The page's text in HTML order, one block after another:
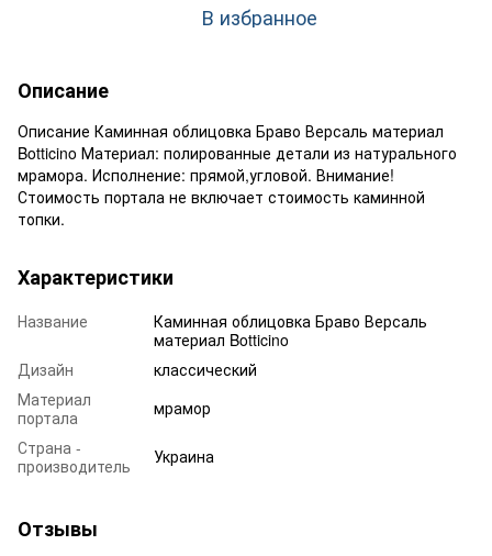
В избранное
Описание
Описание Каминная облицовка Браво Версаль материал
Botticino Материал: полированные детали из натурального
мрамора. Исполнение: прямой,угловой. Внимание!
Стоимость портала не включает стоимость каминной
топки.
Характеристики
Название
Каминная облицовка Браво Версаль
материал Botticino
Дизайн
классический
Материал
портала
мрамор
Страна -
производитель
Украина
Отзывы